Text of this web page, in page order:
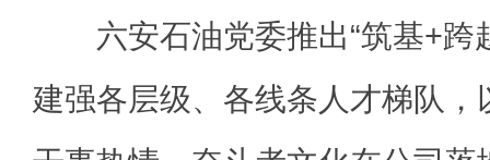
六安石油党委推出“筑基+跨
建强各层级、各线条人才梯队